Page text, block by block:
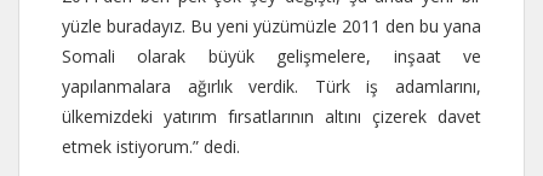
yüzle buradayız. Bu yeni yüzümüzle 2011 den bu yana
Somali olarak büyük gelişmelere, inşaat ve
yapılanmalara ağırlık verdik. Türk iş adamlarını,
ülkemizdeki yatırım fırsatlarının altını çizerek davet
etmek istiyorum.” dedi.